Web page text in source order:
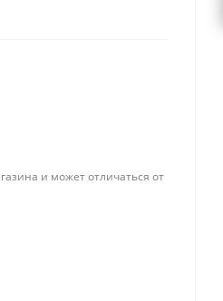
и может отличаться от